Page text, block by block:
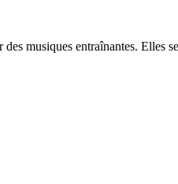
musiques entraînantes. Elles